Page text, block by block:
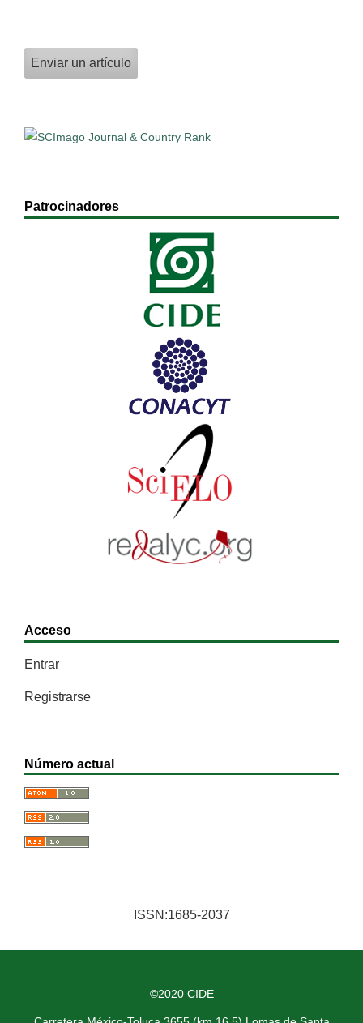
Enviar un artículo
Patrocinadores
Acceso
Entrar
Registrarse
Número actual
ISSN:1685-2037
©2020 CIDE